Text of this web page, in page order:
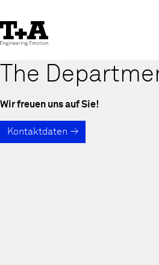
to
Content
The
Wir freuen uns auf Sie!
Kontaktdaten